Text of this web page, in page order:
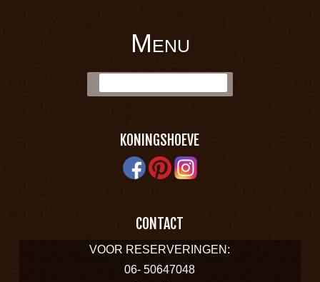
BOERDERIJ
KONINGSHOEVE
Menu
KONINGSHOEVE
CONTACT
VOOR RESERVERINGEN:
06- 50647048